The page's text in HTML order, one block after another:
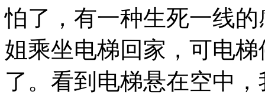
怕了，有一种生死一线
姐乘坐电梯回家，可电
了。看到电梯悬在空中